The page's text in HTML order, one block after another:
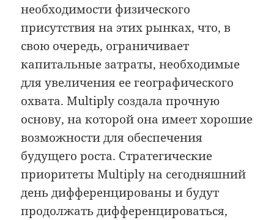
необходимости физического
присутствия на этих рынках, что, в
свою очередь, ограничивает
капитальные затраты, необходимые
для увеличения ее географического
охвата. Multiply создала прочную
основу, на которой она имеет хорошие
возможности для обеспечения
будущего роста. Стратегические
приоритеты Multiply на сегодняшний
день дифференцированы и будут
продолжать дифференцироваться,